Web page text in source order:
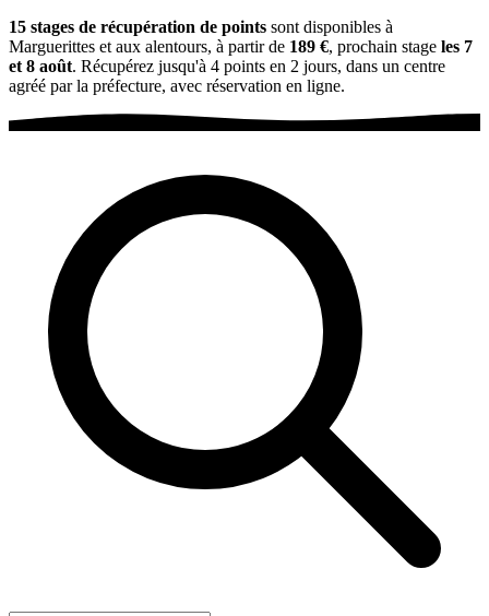
15 stages de récupération de points sont disponibles à
Marguerittes et aux alentours, à partir de 189 €, prochain stage les 7
et 8 août. Récupérez jusqu'à 4 points en 2 jours, dans un centre
agréé par la préfecture, avec réservation en ligne.